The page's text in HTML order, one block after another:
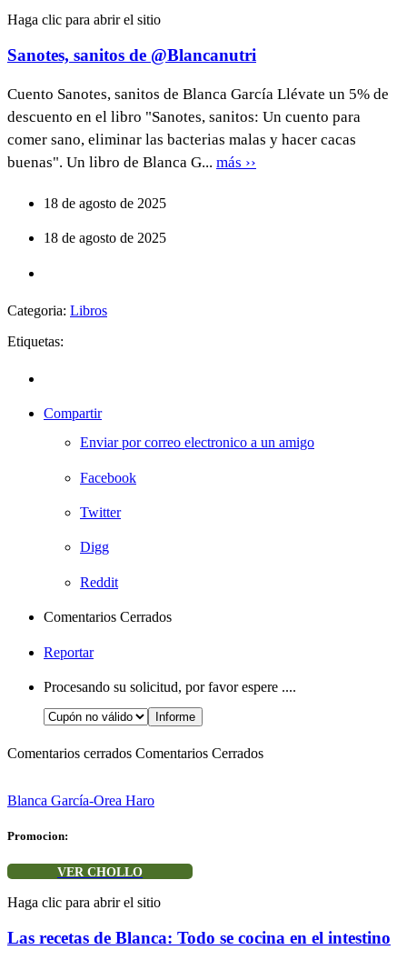
Haga clic para abrir el sitio
Sanotes, sanitos de @Blancanutri
Cuento Sanotes, sanitos de Blanca García Llévate un 5% de
descuento en el libro "Sanotes, sanitos: Un cuento para
comer sano, eliminar las bacterias malas y hacer cacas
buenas". Un libro de Blanca G... más ››
18 de agosto de 2025
18 de agosto de 2025
Categoria: Libros
Etiquetas:
Compartir
Enviar por correo electronico a un amigo
Facebook
Twitter
Digg
Reddit
Comentarios Cerrados
Reportar
Procesando su solicitud, por favor espere ....
Comentarios cerrados Comentarios Cerrados
Blanca García-Orea Haro
Promocion:
VER CHOLLO
Haga clic para abrir el sitio
Las recetas de Blanca: Todo se cocina en el intestino